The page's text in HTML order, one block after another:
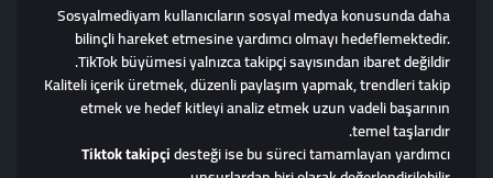
Sosyalmediyam kullanıcıların sosyal medya konusunda daha
bilinçli hareket etmesine yardımcı olmayı hedeflemektedir.
TikTok büyümesi yalnızca takipçi sayısından ibaret değildir.
Kaliteli içerik üretmek, düzenli paylaşım yapmak, trendleri takip
etmek ve hedef kitleyi analiz etmek uzun vadeli başarının
temel taşlarıdır.
Tiktok takipçidesteği ise bu süreci tamamlayan yardımcı